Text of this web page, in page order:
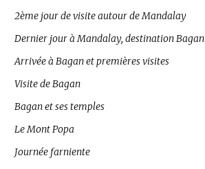
2ème jour de visite autour de Mandalay
Dernier jour à Mandalay, destination Bagan
Arrivée à Bagan et premières visites
Visite de Bagan
Bagan et ses temples
Le Mont Popa
Journée farniente